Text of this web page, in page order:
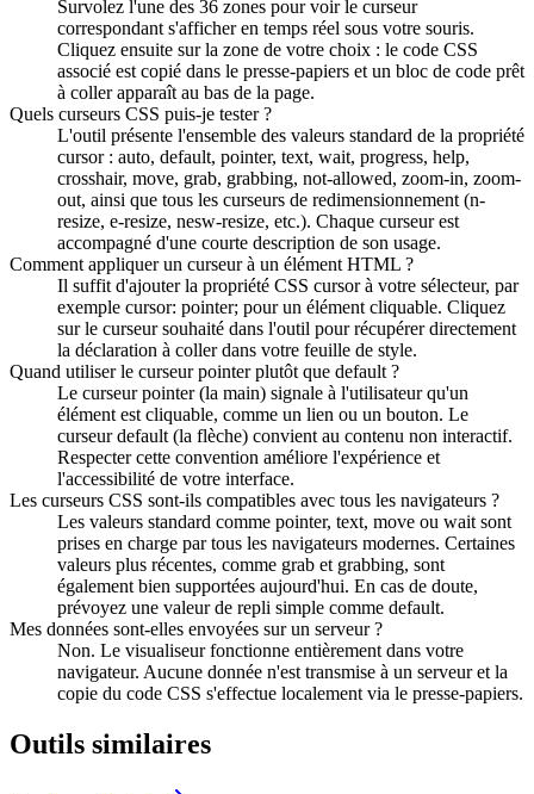
Survolez l'une des 36 zones pour voir le curseur
correspondant s'afficher en temps réel sous votre souris.
Cliquez ensuite sur la zone de votre choix : le code CSS
associé est copié dans le presse-papiers et un bloc de code prêt
à coller apparaît au bas de la page.
Quels curseurs CSS puis-je tester ?
L'outil présente l'ensemble des valeurs standard de la propriété
cursor : auto, default, pointer, text, wait, progress, help,
crosshair, move, grab, grabbing, not-allowed, zoom-in, zoom-
out, ainsi que tous les curseurs de redimensionnement (n-
resize, e-resize, nesw-resize, etc.). Chaque curseur est
accompagné d'une courte description de son usage.
Comment appliquer un curseur à un élément HTML ?
Il suffit d'ajouter la propriété CSS cursor à votre sélecteur, par
exemple cursor: pointer; pour un élément cliquable. Cliquez
sur le curseur souhaité dans l'outil pour récupérer directement
la déclaration à coller dans votre feuille de style.
Quand utiliser le curseur pointer plutôt que default ?
Le curseur pointer (la main) signale à l'utilisateur qu'un
élément est cliquable, comme un lien ou un bouton. Le
curseur default (la flèche) convient au contenu non interactif.
Respecter cette convention améliore l'expérience et
l'accessibilité de votre interface.
Les curseurs CSS sont-ils compatibles avec tous les navigateurs ?
Les valeurs standard comme pointer, text, move ou wait sont
prises en charge par tous les navigateurs modernes. Certaines
valeurs plus récentes, comme grab et grabbing, sont
également bien supportées aujourd'hui. En cas de doute,
prévoyez une valeur de repli simple comme default.
Mes données sont-elles envoyées sur un serveur ?
Non. Le visualiseur fonctionne entièrement dans votre
navigateur. Aucune donnée n'est transmise à un serveur et la
copie du code CSS s'effectue localement via le presse-papiers.
Outils similaires